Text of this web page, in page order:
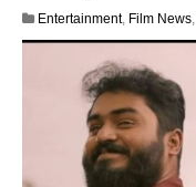
Entertainment, Film News,